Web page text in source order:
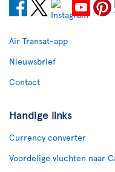
Air Transat-app
Nieuwsbrief
Contact
Handige links
Currency converter
Voordelige vluchten naar